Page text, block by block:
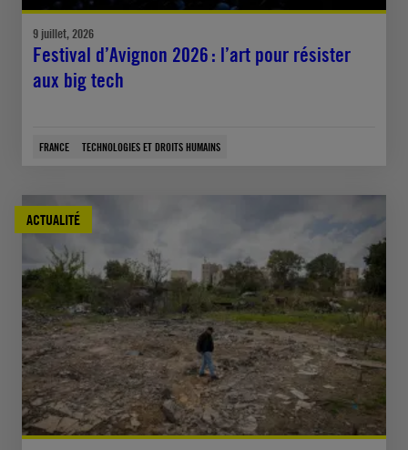
9 juillet, 2026
Festival d’Avignon 2026 : l’art pour résister
aux big tech
FRANCE TECHNOLOGIES ET DROITS HUMAINS
ACTUALITÉ